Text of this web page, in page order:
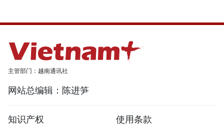
主管部门：越南通讯社
网站总编辑：陈进笋
知识产权
使用条款